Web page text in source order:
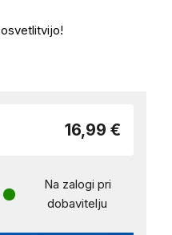
16,99 €
Na zalogi pri
dobavitelju